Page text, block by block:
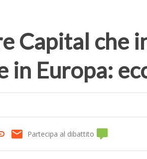
Capital che
in Europa:
Partecipa al dibattito